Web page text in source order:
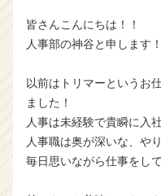
皆さんこんにちは！！
人事部の神谷と申します！
以前はトリマーというお
ました！
人事は未経験で貴瞬に入
人事職は奥が深いな、や
毎日思いながら仕事をし